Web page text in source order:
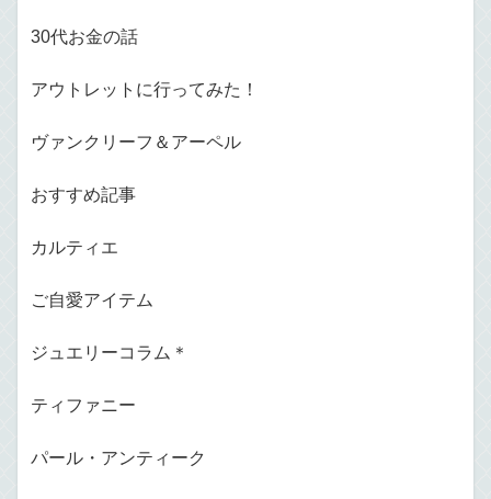
30代お金の話
アウトレットに行ってみた！
ヴァンクリーフ＆アーペル
おすすめ記事
カルティエ
ご自愛アイテム
ジュエリーコラム＊
ティファニー
パール・アンティーク